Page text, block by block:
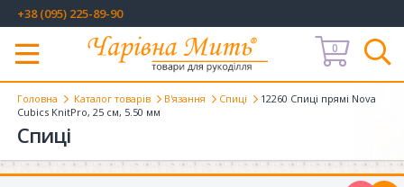
+38 (095) 225-89-90
Меню
0
Головна Каталог товарів В'язання Спиці
12260 Спиці прямі Nova
Cubics KnitPro, 25 см, 5.50 мм
Спиці